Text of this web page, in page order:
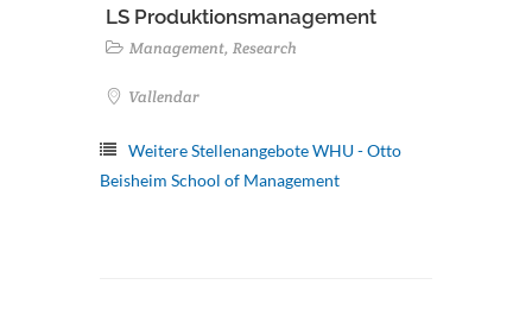
LS Produktionsmanagement
Management, Research
Vallendar
Weitere Stellenangebote WHU - Otto
Beisheim School of Management